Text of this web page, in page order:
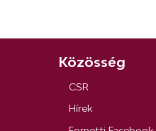
Közösség
CSR
Hírek